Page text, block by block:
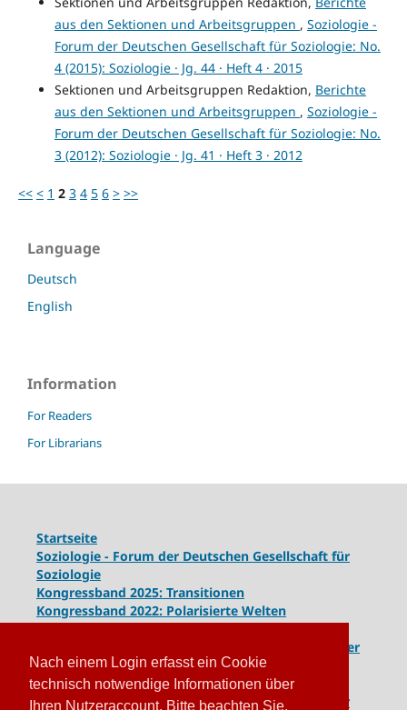
Nach einem Login erfasst ein Cookie
technisch notwendige Informationen über
Ihren Nutzeraccount. Bitte beachten Sie,
aus den Sektionen und Arbeitsgruppen , Soziologie -
Forum der Deutschen Gesellschaft für Soziologie: No.
4 (2015): Soziologie · Jg. 44 · Heft 4 · 2015
Sektionen und Arbeitsgruppen Redaktion, Berichte
aus den Sektionen und Arbeitsgruppen , Soziologie -
Forum der Deutschen Gesellschaft für Soziologie: No.
3 (2012): Soziologie · Jg. 41 · Heft 3 · 2012
<< < 1 2 3 4 5 6 > >>
Language
Deutsch
English
Information
For Readers
For Librarians
Startseite
Soziologie - Forum der Deutschen Gesellschaft für
Soziologie
Kongressband 2025: Transitionen
Kongressband 2022: Polarisierte Welten
Komplexe Dynamiken globaler
und lokaler Entwicklungen
Kongressband 2016: Geschlossene Gesellschaften
Kongressband 2014: Routinen der Krise - Krise der